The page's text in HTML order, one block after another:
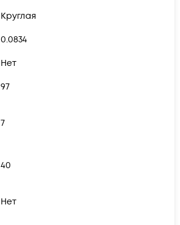
Круглая
0.0834
Нет
97
7
40
Нет